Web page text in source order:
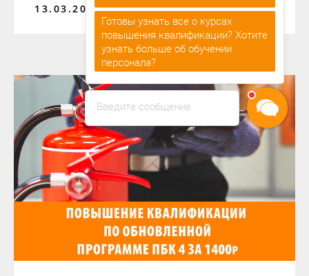
13.03.2026
Введите сообщение
Готовы узнать все о курсах
повышения квалификации? Хотите
узнать больше об обучении
персонала?
Василисапечатает...